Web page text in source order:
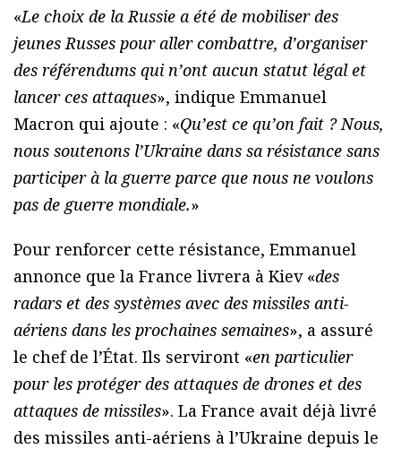
«Le choix de la Russie a été de mobiliser des
jeunes Russes pour aller combattre, d’organiser
des référendums qui n’ont aucun statut légal et
lancer ces attaques», indique Emmanuel
Macron qui ajoute : «Qu’est ce qu’on fait ? Nous,
nous soutenons l’Ukraine dans sa résistance sans
participer à la guerre parce que nous ne voulons
pas de guerre mondiale.»
Pour renforcer cette résistance, Emmanuel
annonce que la France livrera à Kiev «des
radars et des systèmes avec des missiles anti-
aériens dans les prochaines semaines», a assuré
le chef de l’État. Ils serviront «en particulier
pour les protéger des attaques de drones et des
attaques de missiles». La France avait déjà livré
des missiles anti-aériens à l’Ukraine depuis le